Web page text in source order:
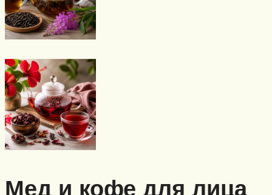
Мед и кофе для лица